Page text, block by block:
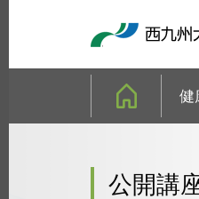
健
公開講